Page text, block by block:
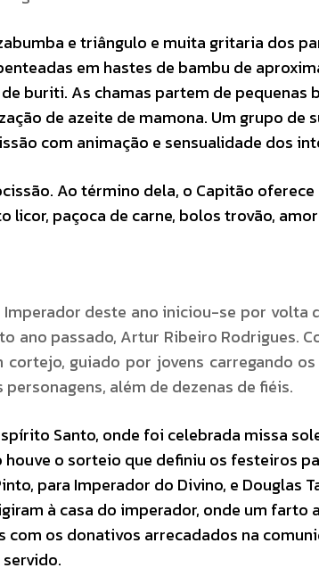
e triângulo e muita gritaria dos
em hastes de bambu de
buriti. As chamas partem de pequenas
de azeite de mamona. Um grupo de
com animação e sensualidade dos
Ao término dela, o Capitão
licor, paçoca de carne, bolos trovão,
deste ano iniciou-se por volta
ano passado, Artur Ribeiro Rodrigues.
guiado por jovens carregando
além de dezenas de fiéis.
Santo, onde foi celebrada missa
o sorteio que definiu os festeiros
para Imperador do Divino, e Douglas
à casa do imperador, onde um farto
os donativos arrecadados na